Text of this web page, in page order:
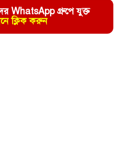
WhatsApp গ্রুপে যুক্ত
ক্লিক করুন